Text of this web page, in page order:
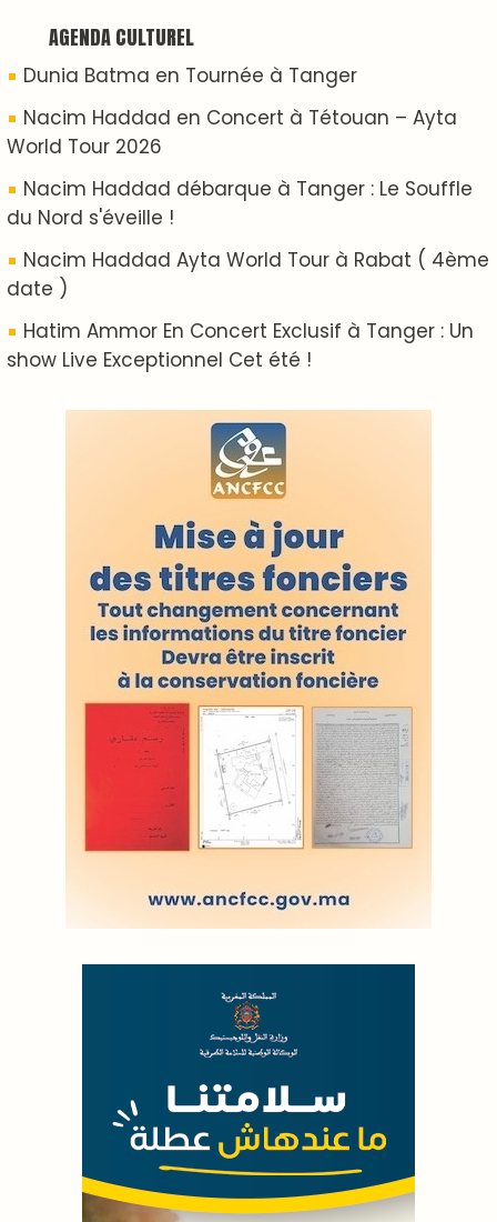
ABOUT US
A propos de L'ODJ
VOS CONTRIBUTIONS
Proposer votre article
LODJ VIDÉO
L'ODJ LIVE TV
LODJ AUDIO
WEB RADIO R212
Copyright © 2022 Groupe de presse Arrissala
Ce site utilise Google Analytics. En continuant à naviguer, vous nous
autorisez à déposer un cookie à des fins de mesure d'audience
Plan du site| Syndication